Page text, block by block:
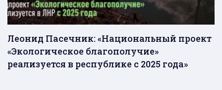
Леонид Пасечник: «Национальный проект
«Экологическое благополучие»
реализуется в республике с 2025 года»